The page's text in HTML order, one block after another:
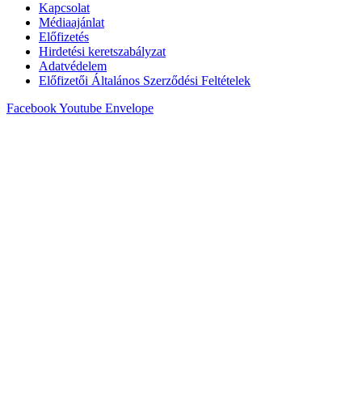
Kapcsolat
Médiaajánlat
Előfizetés
Hirdetési keretszabályzat
Adatvédelem
Előfizetői Általános Szerződési Feltételek
FacebookYoutube Envelope